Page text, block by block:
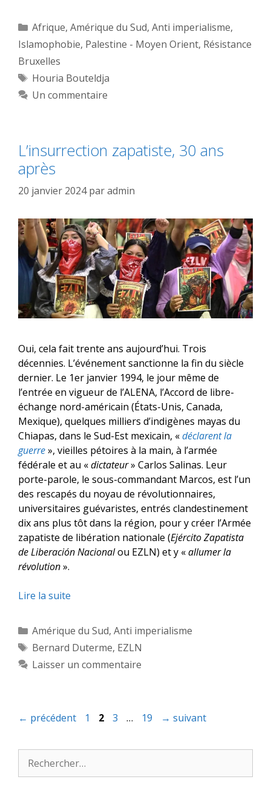
Catégories
Afrique, Amérique du Sud, Anti imperialisme,
Islamophobie, Palestine - Moyen Orient, Résistance
Bruxelles
Étiquettes
Houria Bouteldja
Un commentaire
L’insurrection zapatiste, 30 ans
après
20 janvier 2024 paradmin
Oui, cela fait trente ans aujourd’hui. Trois
décennies. L’événement sanctionne la fin du siècle
dernier. Le 1er janvier 1994, le jour même de
l’entrée en vigueur de l’ALENA, l’Accord de libre-
échange nord-américain (États-Unis, Canada,
Mexique), quelques milliers d’indigènes mayas du
Chiapas, dans le Sud-Est mexicain, «déclarent la
guerre», vieilles pétoires à la main, à l’armée
fédérale et au «dictateur» Carlos Salinas. Leur
porte-parole, le sous-commandant Marcos, est l’un
des rescapés du noyau de révolutionnaires,
universitaires guévaristes, entrés clandestinement
dix ans plus tôt dans la région, pour y créer l’Armée
zapatiste de libération nationale (Ejército Zapatista
de Liberación Nacionalou EZLN) et y «allumer la
révolution».
Lire la suite
Catégories
Amérique du Sud, Anti imperialisme
Étiquettes
Bernard Duterme, EZLN
Laisser un commentaire
← précédent Page
1 Page
2 Page
3 … Page
19 → suivant
Rechercher :